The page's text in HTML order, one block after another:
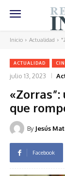
Inicio Actualidad
ACTUALIDAD
julio 13, 2023
que
By Jesús
Facebook